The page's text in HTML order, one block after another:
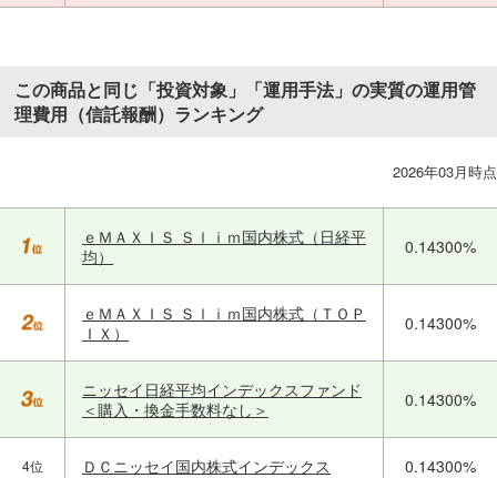
この商品と同じ「投資対象」「運用手法」の実質の運用管
理費用（信託報酬）ランキング
2026年03月時点
ｅＭＡＸＩＳ Ｓｌｉｍ国内株式（日経平
均）
0.14300%
ｅＭＡＸＩＳ Ｓｌｉｍ国内株式（ＴＯＰ
ＩＸ）
0.14300%
ニッセイ日経平均インデックスファンド
＜購入・換金手数料なし＞
0.14300%
4位 ＤＣニッセイ国内株式インデックス 0.14300%